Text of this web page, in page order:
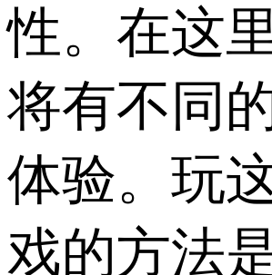
性。在这
将有不同
体验。玩
戏的方法